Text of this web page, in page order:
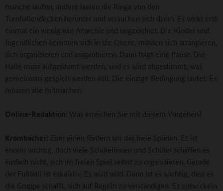
manche laufen, andere lassen die Ringe von den
Turnhallendecken herunter und versuchen sich daran. Es wirkt erst
einmal ein wenig wie Anarchie und ungeordnet. Die Kinder und
Jugendlichen kommen sich in die Quere, müssen sich arrangieren,
sich organisieren und ausprobieren. Dann folgt eine Pause. Die
Halle muss aufgeräumt werden, und es wird abgestimmt, was
gemeinsam gespielt werden soll. Die einzige Bedingung lautet: Es
müssen alle mitmachen.
Online-Redaktion: Was erreichen Sie mit diesem Vorgehen?
Krombacher: Zum einen fördern wir das freie Spielen. Es ist
enorm wichtig, doch viele Schülerinnen und Schüler schaffen es
einfach nicht, sich im freien Spiel selbst zu organisieren. Gerade
der Fußball ist eskalativ. Es wird wild. Dann ist es wichtig, dass es
die Gruppe schafft, sich auf Regeln zu verständigen. Es entwickeln